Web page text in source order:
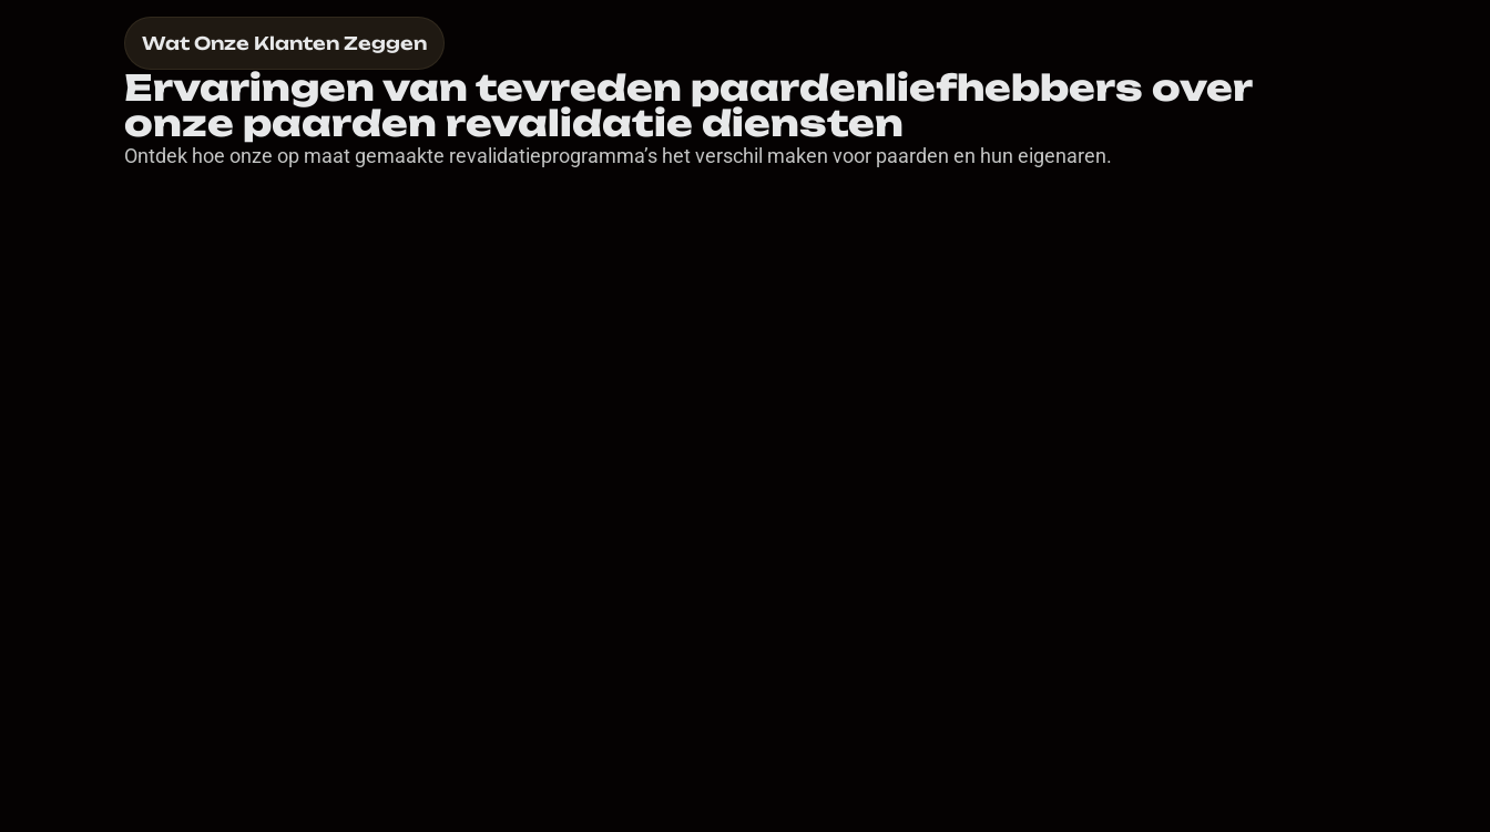
Wat Onze Klanten Zeggen
Ervaringen van tevreden paardenliefhebbers over
onze paarden revalidatie diensten
Ontdek hoe onze op maat gemaakte revalidatieprogramma’s het verschil maken voor paarden en hun eigenaren.